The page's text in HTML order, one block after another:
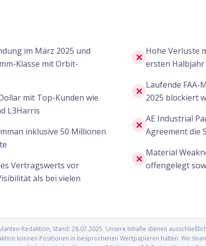
im März 2025 und
Klasse mit Orbit-
mit Top-Kunden wie
L3Harris
inklusive 50 Millionen
Vertragswerts vor
als bei vielen
✕
Hohe Verluste
ersten
✕
Laufende FAA-
2025 blockiert
✕
AE Industrial
Agreement die
✕
Material
offengelegt
Redaktion, Stand: 28.07.2025. Unsere Inhalte dienen
können Positionen in besprochenen Wertpapieren halten. Wir